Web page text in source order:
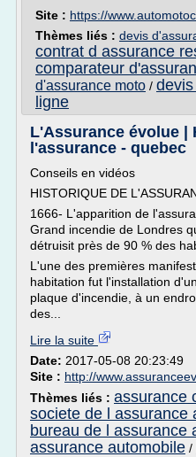
Site : https://
Thèmes liés : devis
contrat d assurance
comparateur
d'assurance moto /
ligne
L'Assurance évolue |
l'assurance - quebec
Conseils en vidéos
HISTORIQUE DE
1666- L'apparition de
Grand incendie de Londres
détruisit près de 90 % des
L'une des premières
habitation fut l'installation
plaque d'incendie, à un
des...
Lire la suite
Date: 2017-05-08 20:23:49
Site : http://
Thèmes liés : assurance
societe de l assurance
bureau de l assurance
assurance automobile /